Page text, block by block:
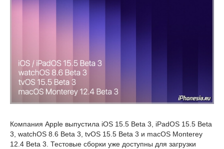
Компания Apple выпустила iOS 15.5 Beta 3, iPadOS 15.5 Beta
3, watchOS 8.6 Beta 3, tvOS 15.5 Beta 3 и macOS Monterey
12.4 Beta 3. Тестовые сборки уже доступны для загрузки